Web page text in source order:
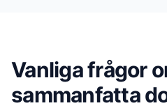
Vanliga frågor
sammanfatta